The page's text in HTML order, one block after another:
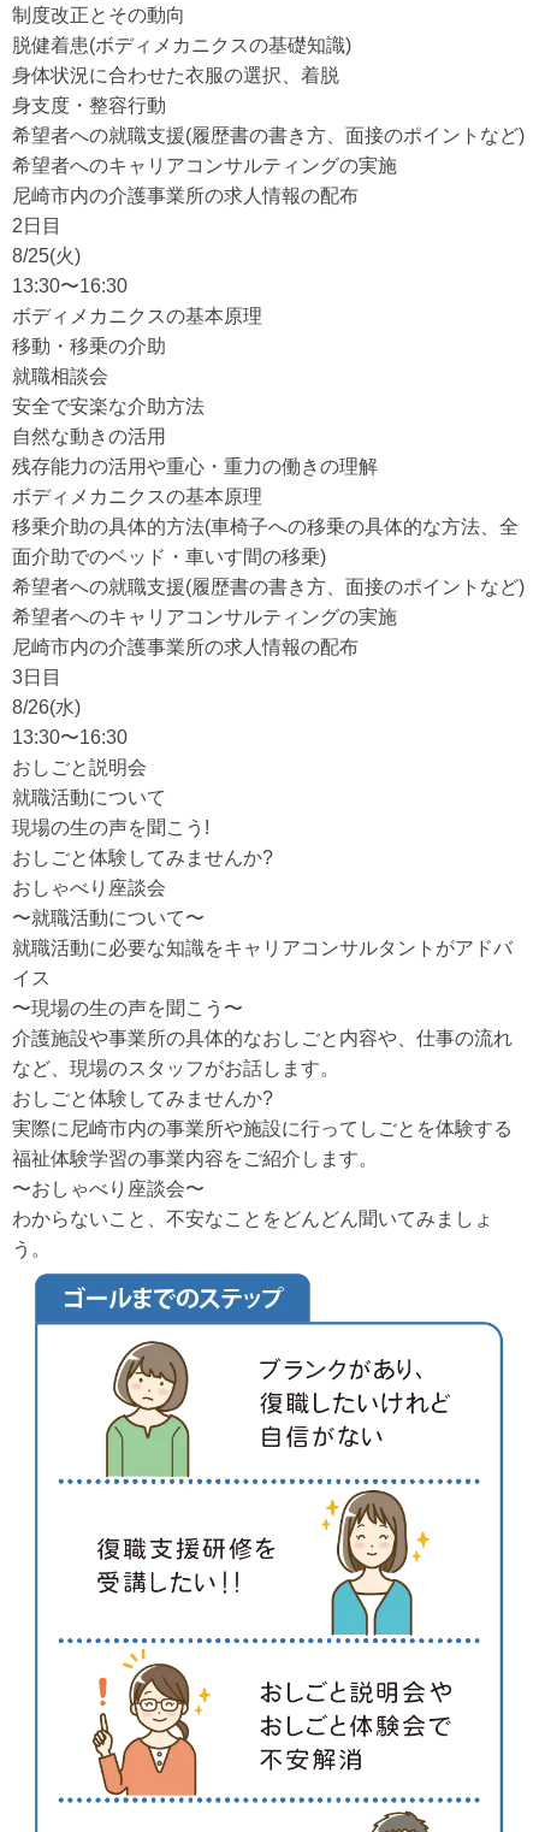
制度改正とその動向
脱健着患(ボディメカニクスの基礎知識)
身体状況に合わせた衣服の選択、着脱
身支度・整容行動
希望者への就職支援(履歴書の書き方、面接のポイントなど)
希望者へのキャリアコンサルティングの実施
尼崎市内の介護事業所の求人情報の配布
2日目
8/25(火)
13:30〜16:30
ボディメカニクスの基本原理
移動・移乗の介助
就職相談会
安全で安楽な介助方法
自然な動きの活用
残存能力の活用や重心・重力の働きの理解
ボディメカニクスの基本原理
移乗介助の具体的方法(車椅子への移乗の具体的な方法、全
面介助でのベッド・車いす間の移乗)
希望者への就職支援(履歴書の書き方、面接のポイントなど)
希望者へのキャリアコンサルティングの実施
尼崎市内の介護事業所の求人情報の配布
3日目
8/26(水)
13:30〜16:30
おしごと説明会
就職活動について
現場の生の声を聞こう!
おしごと体験してみませんか?
おしゃべり座談会
〜就職活動について〜
就職活動に必要な知識をキャリアコンサルタントがアドバ
イス
〜現場の生の声を聞こう〜
介護施設や事業所の具体的なおしごと内容や、仕事の流れ
など、現場のスタッフがお話します。
おしごと体験してみませんか?
実際に尼崎市内の事業所や施設に行ってしごとを体験する
福祉体験学習の事業内容をご紹介します。
〜おしゃべり座談会〜
わからないこと、不安なことをどんどん聞いてみましょ
う。